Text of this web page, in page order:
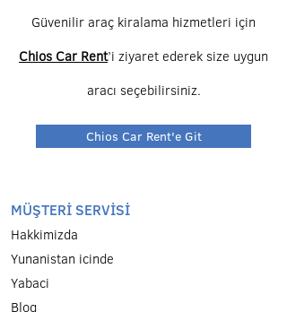
Güvenilir araç kiralama hizmetleri için
Chios Car Rent’i ziyaret ederek size uygun
aracı seçebilirsiniz.
Chios Car Rent'e Git
MÜŞTERİ SERVİSİ
Hakkimizda
Yunanistan icinde
Yabaci
Blog